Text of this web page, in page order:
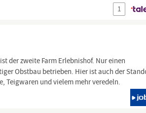
1
ist der zweite Farm Erlebnishof. Nur einen
Obstbau betrieben. Hier ist auch der
Teigwaren und vielem mehr veredeln.